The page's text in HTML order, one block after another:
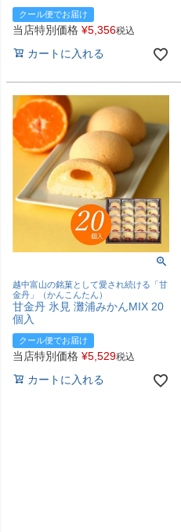
クール便でお届け
当店特別価格 ¥5,356税込
カートに入れる
越中富山の銘菓として愛され続ける「甘
金丹」（かんこんたん）
甘金丹 氷見 灘浦みかんMIX 20
個入
クール便でお届け
当店特別価格 ¥5,529税込
カートに入れる